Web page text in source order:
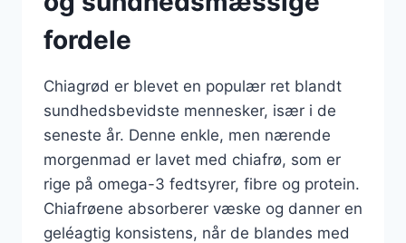
fordele
Chiagrød er blevet en populær ret blandt
sundhedsbevidste mennesker, især i de
seneste år. Denne enkle, men nærende
morgenmad er lavet med chiafrø, som er
rige på omega-3 fedtsyrer, fibre og protein.
Chiafrøene absorberer væske og danner en
geléagtig konsistens, når de blandes med